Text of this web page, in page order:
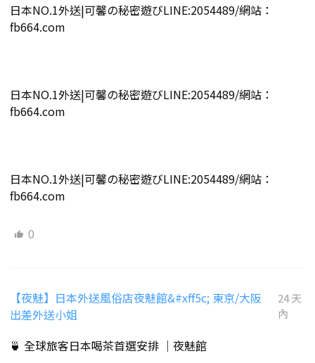
日本NO.1外送|可馨の秘密遊びLINE:2054489/網站：
fb664.com
日本NO.1外送|可馨の秘密遊びLINE:2054489/網站：
fb664.com
日本NO.1外送|可馨の秘密遊びLINE:2054489/網站：
fb664.com
0
【夜魅】日本外送風俗店夜魅館&#xff5c; 東京/大阪
出差外送小姐
24 天
內
🍵 全球旅客日本喝茶首選安排 ｜夜魅館